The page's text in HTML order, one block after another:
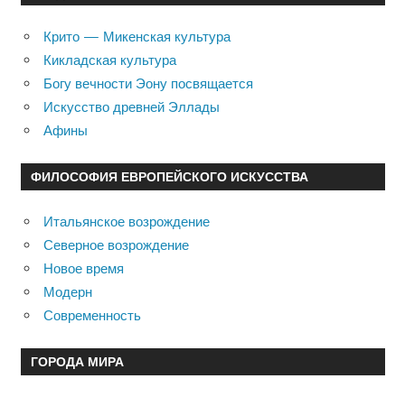
Крито — Микенская культура
Кикладская культура
Богу вечности Эону посвящается
Искусство древней Эллады
Афины
ФИЛОСОФИЯ ЕВРОПЕЙСКОГО ИСКУССТВА
Итальянское возрождение
Северное возрождение
Новое время
Модерн
Современность
ГОРОДА МИРА